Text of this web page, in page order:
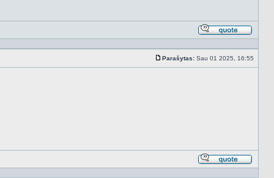
Atsakyti
Standartinė
Parašytas: Sau 01 2025, 16:55
Atsakyti